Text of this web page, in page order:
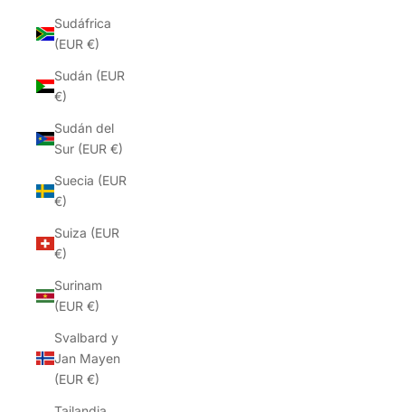
Sudáfrica
(EUR €)
Sudán (EUR
€)
Sudán del
Sur (EUR €)
Suecia (EUR
€)
Suiza (EUR
€)
Surinam
(EUR €)
Svalbard y
Jan Mayen
(EUR €)